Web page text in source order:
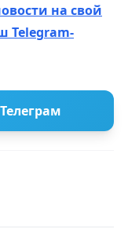
на свой
Telegram-